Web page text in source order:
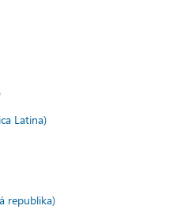
Latina)
republika)